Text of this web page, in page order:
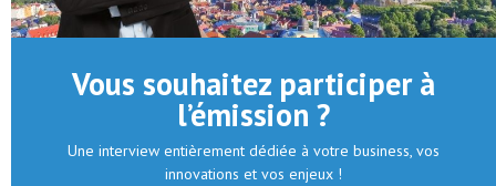
Vous souhaitez participer à
l’émission ?
Une interview entièrement dédiée à votre business, vos
innovations et vos enjeux !